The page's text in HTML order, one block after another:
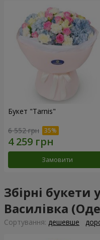
Букет "Tarnis"
6 552 грн
Замовити
Збірні букети
Василівка
Сортування: дешевше